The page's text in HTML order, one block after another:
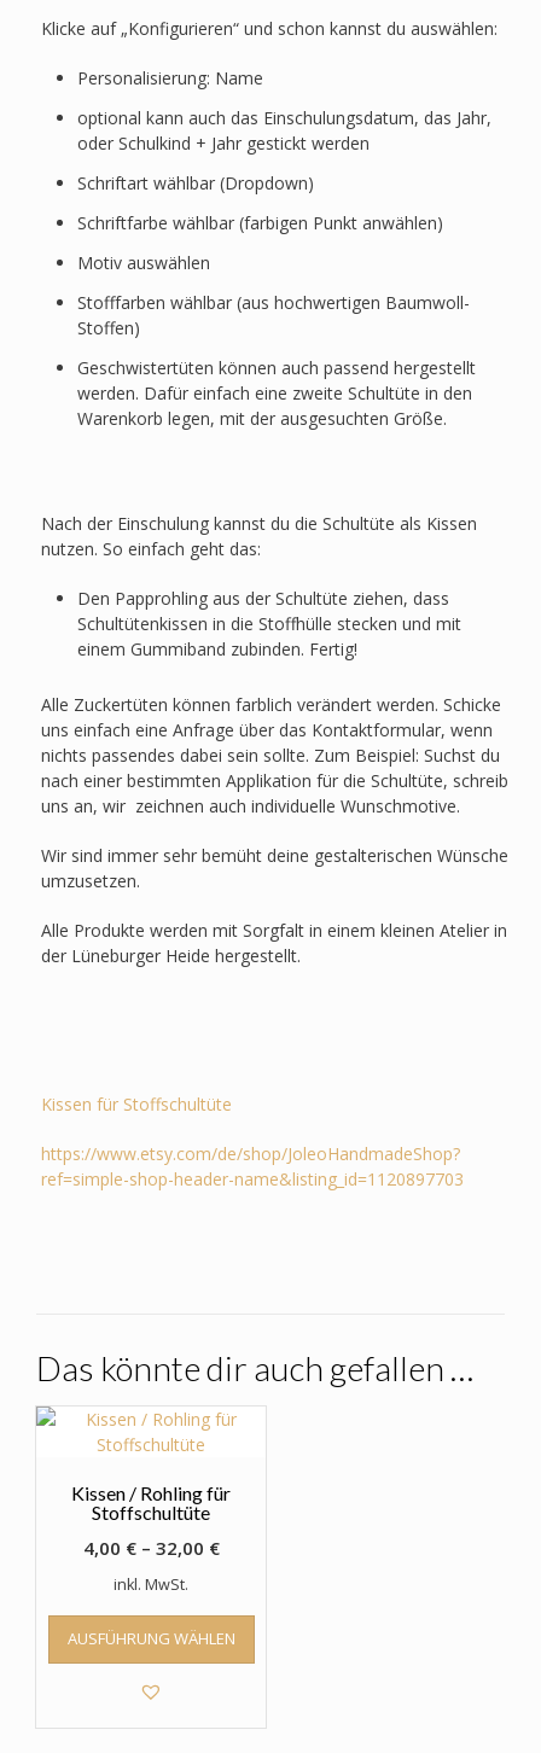
Klicke auf „Konfigurieren“ und schon kannst du auswählen:
Personalisierung: Name
optional kann auch das Einschulungsdatum, das Jahr,
oder Schulkind + Jahr gestickt werden
Schriftart wählbar (Dropdown)
Schriftfarbe wählbar (farbigen Punkt anwählen)
Motiv auswählen
Stofffarben wählbar (aus hochwertigen Baumwoll-
Stoffen)
Geschwistertüten können auch passend hergestellt
werden. Dafür einfach eine zweite Schultüte in den
Warenkorb legen, mit der ausgesuchten Größe.
Nach der Einschulung kannst du die Schultüte als Kissen
nutzen. So einfach geht das:
Den Papprohling aus der Schultüte ziehen, dass
Schultütenkissen in die Stoffhülle stecken und mit
einem Gummiband zubinden. Fertig!
Alle Zuckertüten können farblich verändert werden. Schicke
uns einfach eine Anfrage über das Kontaktformular, wenn
nichts passendes dabei sein sollte. Zum Beispiel: Suchst du
nach einer bestimmten Applikation für die Schultüte, schreib
uns an, wir zeichnen auch individuelle Wunschmotive.
Wir sind immer sehr bemüht deine gestalterischen Wünsche
umzusetzen.
Alle Produkte werden mit Sorgfalt in einem kleinen Atelier in
der Lüneburger Heide hergestellt.
Kissen für Stoffschultüte
https://www.etsy.com/de/shop/JoleoHandmadeShop?
ref=simple-shop-header-name&listing_id=1120897703
Das könnte dir auch gefallen …
Kissen / Rohling für
Stoffschultüte
4,00 €– 32,00 €
inkl. MwSt.
AUSFÜHRUNG WÄHLEN
Dieses
weist